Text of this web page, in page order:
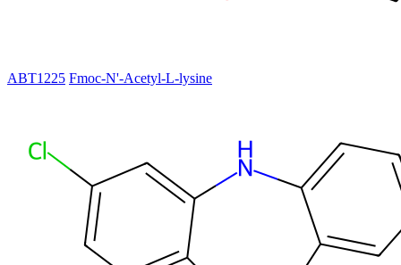
ABT1225 Fmoc-N'-Acetyl-L-lysine